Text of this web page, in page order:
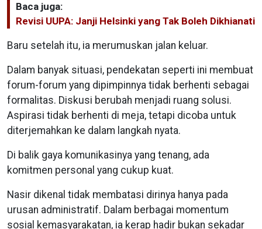
Baca juga:
Revisi UUPA: Janji Helsinki yang Tak Boleh Dikhianati
Baru setelah itu, ia merumuskan jalan keluar.
Dalam banyak situasi, pendekatan seperti ini membuat
forum-forum yang dipimpinnya tidak berhenti sebagai
formalitas. Diskusi berubah menjadi ruang solusi.
Aspirasi tidak berhenti di meja, tetapi dicoba untuk
diterjemahkan ke dalam langkah nyata.
Di balik gaya komunikasinya yang tenang, ada
komitmen personal yang cukup kuat.
Nasir dikenal tidak membatasi dirinya hanya pada
urusan administratif. Dalam berbagai momentum
sosial kemasyarakatan, ia kerap hadir bukan sekadar